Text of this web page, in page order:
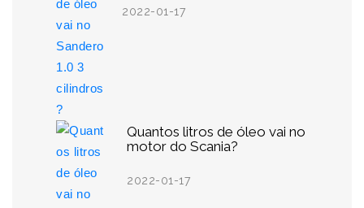
2022-01-17
Quantos litros de óleo vai no
motor do Scania?
2022-01-17